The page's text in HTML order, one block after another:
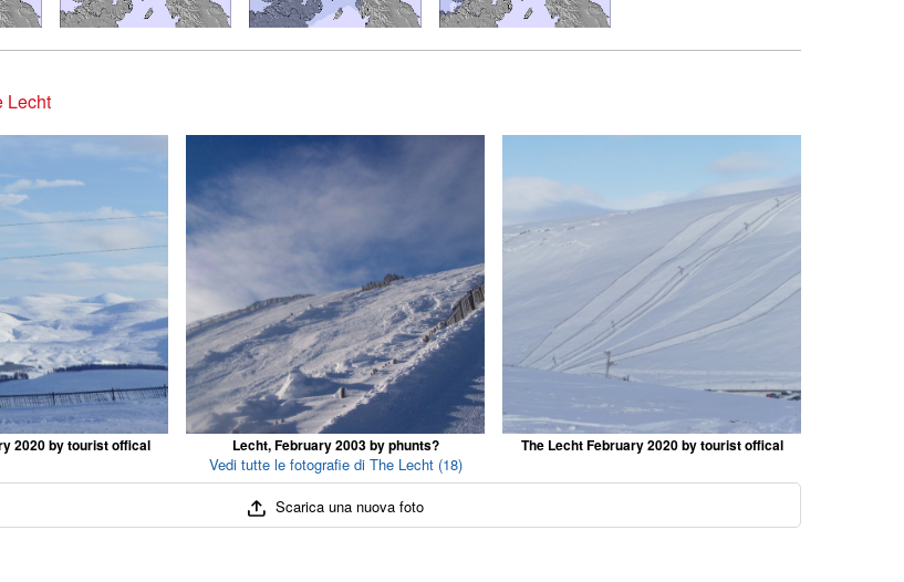
Lecht
2020 by tourist offical Lecht, February 2003 by phunts? The Lecht February 2020 by tourist offical
Vedi tutte le fotografie di The Lecht (18)
Scarica una nuova foto